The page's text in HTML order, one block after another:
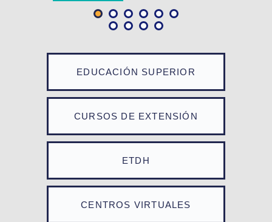
EDUCACIÓN SUPERIOR
CURSOS DE EXTENSIÓN
ETDH
CENTROS VIRTUALES